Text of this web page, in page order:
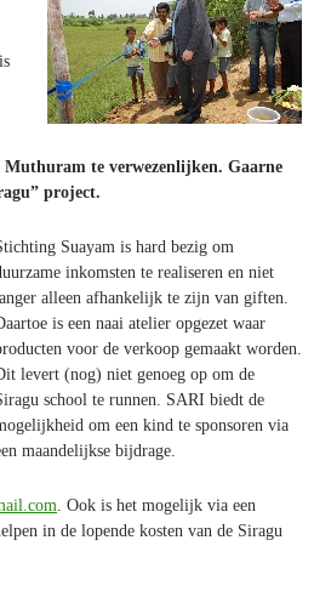
Muthuram te verwezenlijken. Gaarne
project.
Suayam is hard bezig om
inkomsten te realiseren en niet
alleen afhankelijk te zijn van giften.
is een naai atelier opgezet waar
voor de verkoop gemaakt worden.
levert (nog) niet genoeg op om de
school te runnen. SARI biedt de
om een kind te sponsoren via
maandelijkse bijdrage.
. Ook is het mogelijk via een
in de lopende kosten van de Siragu